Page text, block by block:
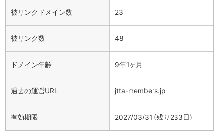
被リンクドメイン数 23
被リンク数 48
ドメイン年齢 9年1ヶ月
過去の運営URL jtta-members.jp
有効期限 2027/03/31 (残り233日)